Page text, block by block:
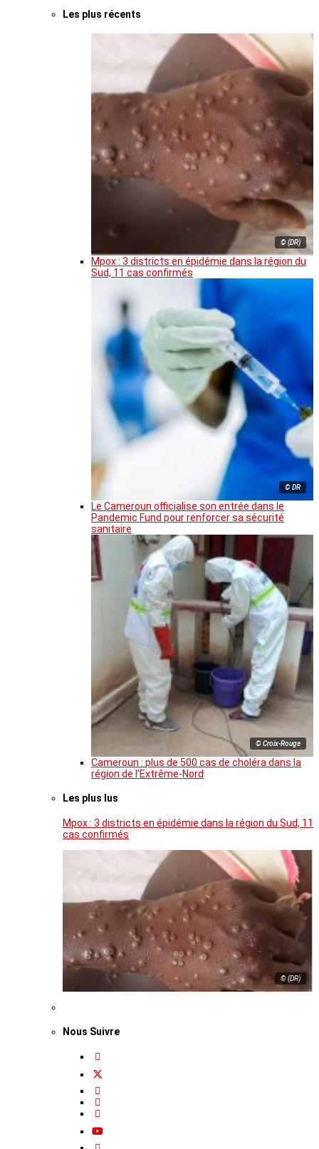
Les plus récents
© (DR)
Mpox : 3 districts en épidémie dans la région du
Sud, 11 cas confirmés
© DR
Le Cameroun officialise son entrée dans le
Pandemic Fund pour renforcer sa sécurité
sanitaire
© Croix-Rouge
Cameroun : plus de 500 cas de choléra dans la
région de l’Extrême-Nord
Les plus lus
Mpox : 3 districts en épidémie dans la région du Sud, 11
cas confirmés
© (DR)
Nous Suivre